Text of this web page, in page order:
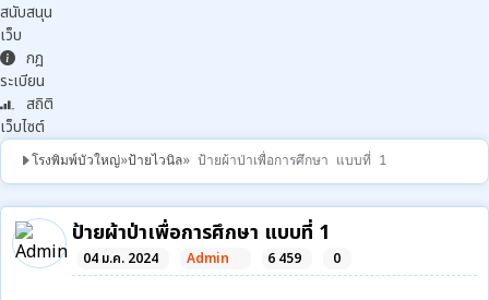
สนับสนุน
เว็บ
กฎ
ระเบียน
สถิติ
เว็บไซต์
โรงพิมพ์บัวใหญ่»ป้ายไวนิล» ป้ายผ้าป่าเพื่อการศึกษา แบบที่ 1
ป้ายผ้าป่าเพื่อการศึกษา แบบที่ 1
04 ม.ค. 2024 Admin 6 459 0